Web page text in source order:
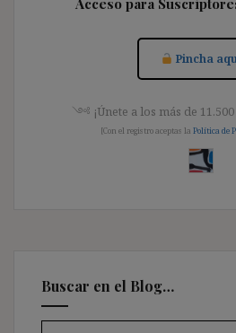
Pincha
༺ ¡Únete a los más de
[Con el registro aceptas la Política de
Buscar en el Blog…